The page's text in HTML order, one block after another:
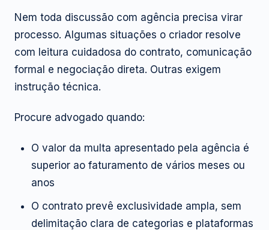
Nem toda discussão com agência precisa virar
processo. Algumas situações o criador resolve
com leitura cuidadosa do contrato, comunicação
formal e negociação direta. Outras exigem
instrução técnica.
Procure advogado quando:
O valor da multa apresentado pela agência é
superior ao faturamento de vários meses ou
anos
O contrato prevê exclusividade ampla, sem
delimitação clara de categorias e plataformas